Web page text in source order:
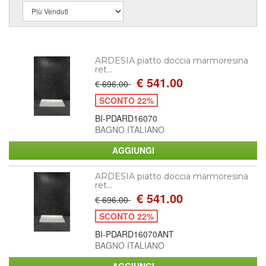
ARDESIA piatto doccia marmoresina
ret...
€ 696.00 € 541.00
SCONTO 22%
BI-PDARD16070
BAGNO ITALIANO
ARDESIA piatto doccia marmoresina
ret...
€ 696.00 € 541.00
SCONTO 22%
BI-PDARD16070ANT
BAGNO ITALIANO